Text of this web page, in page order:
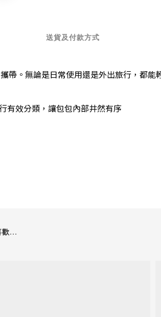
送貨及付款方式
帶。無論是日常使用還是外出旅行，都能
有效分類，讓包包內部井然有序
歡...